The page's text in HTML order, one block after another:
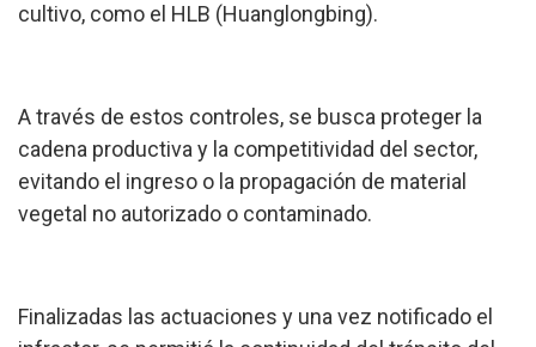
cultivo, como el HLB (Huanglongbing).
A través de estos controles, se busca proteger la
cadena productiva y la competitividad del sector,
evitando el ingreso o la propagación de material
vegetal no autorizado o contaminado.
Finalizadas las actuaciones y una vez notificado el